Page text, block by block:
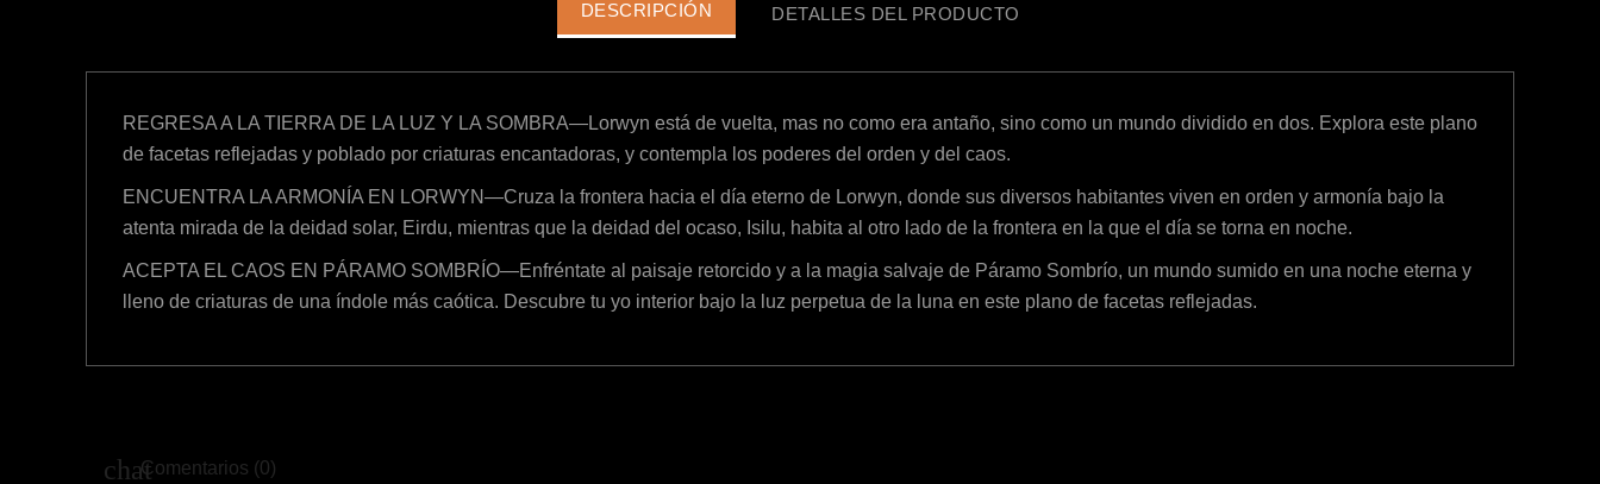
DESCRIPCIÓN DETALLES DEL PRODUCTO
REGRESA A LA TIERRA DE LA LUZ Y LA SOMBRA—Lorwyn está de vuelta, mas no como era antaño, sino como un mundo dividido en dos. Explora este plano
de facetas reflejadas y poblado por criaturas encantadoras, y contempla los poderes del orden y del caos.
ENCUENTRA LA ARMONÍA EN LORWYN—Cruza la frontera hacia el día eterno de Lorwyn, donde sus diversos habitantes viven en orden y armonía bajo la
atenta mirada de la deidad solar, Eirdu, mientras que la deidad del ocaso, Isilu, habita al otro lado de la frontera en la que el día se torna en noche.
ACEPTA EL CAOS EN PÁRAMO SOMBRÍO—Enfréntate al paisaje retorcido y a la magia salvaje de Páramo Sombrío, un mundo sumido en una noche eterna y
lleno de criaturas de una índole más caótica. Descubre tu yo interior bajo la luz perpetua de la luna en este plano de facetas reflejadas.
Comentarios (0)